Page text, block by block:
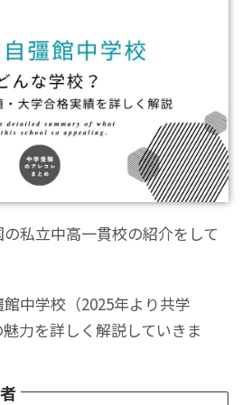
私立中高一貫校の紹介をして
中学校（2025年より共学
力を詳しく解説していきま